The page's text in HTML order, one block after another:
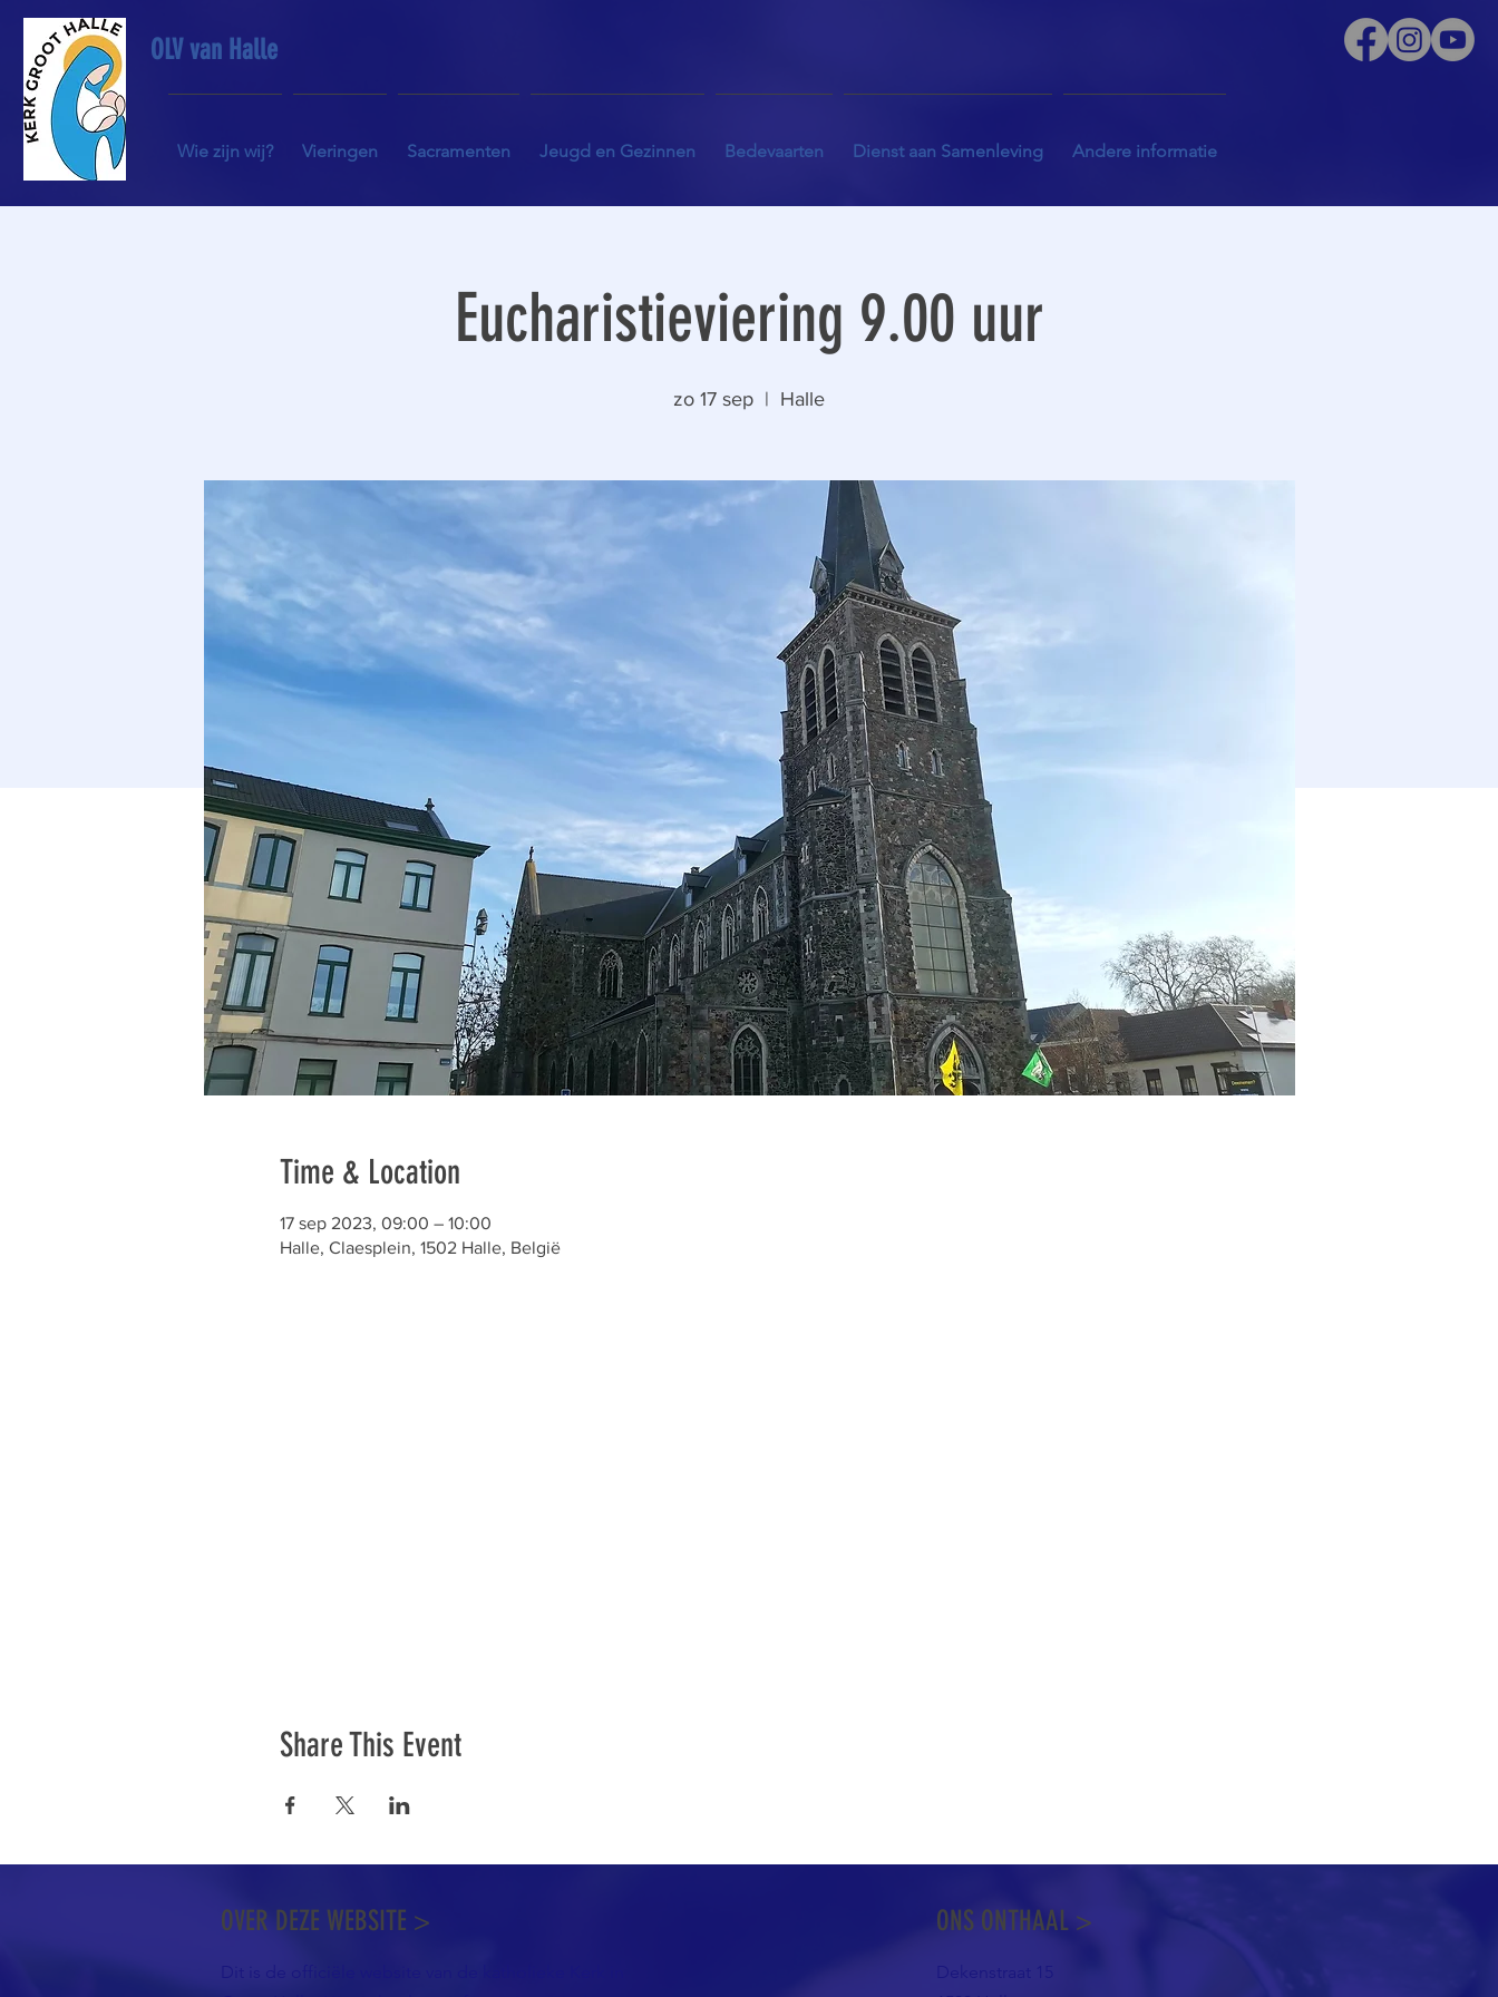
OLV van Halle
Wie zijn wij? Vieringen Sacramenten Jeugd en Gezinnen Bedevaarten Dienst aan Samenleving Andere informatie
Eucharistieviering 9.00 uur
zo 17 sep
  |
Halle
Time & Location
17 sep 2023, 09:00 – 10:00
Halle, Claesplein, 1502 Halle, België
Share This Event
OVER DEZE WEBSITE > ONS ONTHAAL >